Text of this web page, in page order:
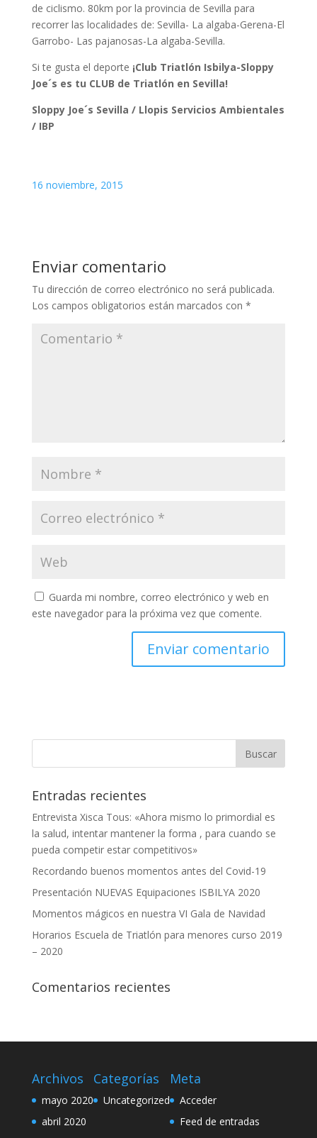
de ciclismo. 80km por la provincia de Sevilla para
recorrer las localidades de: Sevilla- La algaba-Gerena-El
Garrobo- Las pajanosas-La algaba-Sevilla.
Si te gusta el deporte ¡Club Triatlón Isbilya-Sloppy
Joe´s es tu CLUB de Triatlón en Sevilla!
Sloppy Joe´s Sevilla / Llopis Servicios Ambientales
/ IBP
16 noviembre, 2015
Enviar comentario
Tu dirección de correo electrónico no será publicada.
Los campos obligatorios están marcados con *
Guarda mi nombre, correo electrónico y web en
este navegador para la próxima vez que comente.
Entradas recientes
Entrevista Xisca Tous: «Ahora mismo lo primordial es
la salud, intentar mantener la forma , para cuando se
pueda competir estar competitivos»
Recordando buenos momentos antes del Covid-19
Presentación NUEVAS Equipaciones ISBILYA 2020
Momentos mágicos en nuestra VI Gala de Navidad
Horarios Escuela de Triatlón para menores curso 2019
– 2020
Comentarios recientes
Archivos
mayo 2020
abril 2020
Categorías
Uncategorized
Meta
Acceder
Feed de entradas